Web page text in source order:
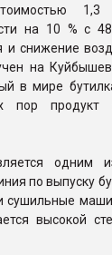
1,3
на 10 % с
и снижение
на
в мире
пор продукт
одним
по выпуску
высокой